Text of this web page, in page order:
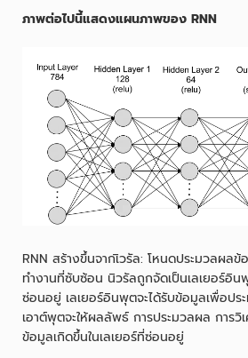
ภาพต่อไปนี้แสดงแผนภาพของ RNN
RNN สร้างขึ้นจากเิวรัล: โหนดประมวลผล
ทำงานที่ซับซ้อน นิวรัลถูกจัดเป็นเลเยอร์อิน
ซ่อนอยู่ เลเยอร์อินพุตจะได้รับข้อมูลเพื่อปร
เอาต์พุตจะให้ผลลัพธ์ การประมวลผล การวิ
ข้อมูลเกิดขึ้นในเลเยอร์ที่ซ่อนอยู่